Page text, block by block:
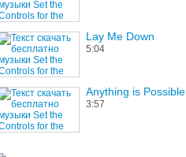
Lay Me Down
5:04
Anything is Possible
3:57